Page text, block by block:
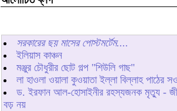
সরকারের ছয় মাসের পোস্টমর্টেম....
ইলিয়াস কাঞ্চন
মঞ্জুর চৌধুরীর ছোট গল্প "শিউলি গাছ"
লা হাওলা ওয়ালা কুওয়াতা ইল্লা বিল্লাহ পাঠের
ড. ইরফান আল-হোসাইনীর রহস্যজনক মৃত্যু -
বড় নয়